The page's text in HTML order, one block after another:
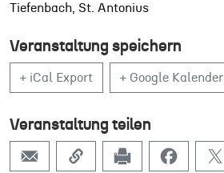
Tiefenbach, St. Antonius
Veranstaltung speichern
+ iCal Export + Google Kalender
Veranstaltung teilen